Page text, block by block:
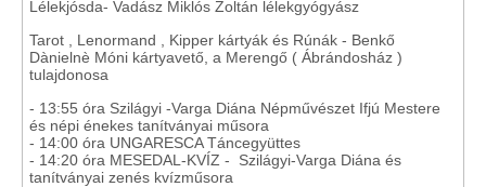
Lélekjósda- Vadász Miklós Zoltán lélekgyógyász
Tarot , Lenormand , Kipper kártyák és Rúnák - Benkő
Dànielnè Móni kártyavető, a Merengő ( Ábrándosház )
tulajdonosa
- 13:55 óra Szilágyi -Varga Diána Népművészet Ifjú Mestere
és népi énekes tanítványai műsora
- 14:00 óra UNGARESCA Táncegyüttes
- 14:20 óra MESEDAL-KVÍZ - Szilágyi-Varga Diána és
tanítványai zenés kvízműsora